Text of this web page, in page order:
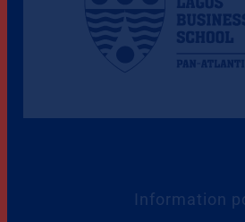
Information